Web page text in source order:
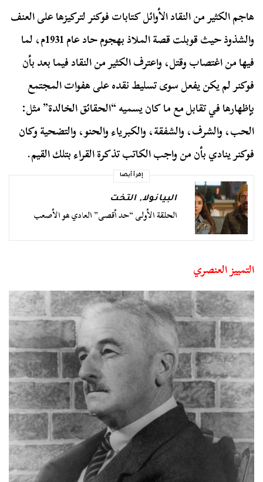
هاجم الكثير من النقاد الأوائل كتابات فوكنر لتركيزها على العنف
والشذوذ حيث قوبلت قصة الملاذ بهجوم حاد عام 1931م، لما
فيها من اغتصاب وقتل، واعترف الكثير من النقاد فيما بعد بأن
فوكنر لم يكن يفعل سوى تسليط نقده على هفوات المجتمع
بإظهارها في تقابل مع ما كان يسميه “الحقائق الخالدة” مثل:
الحب، والشرف، والشفقة، والكبرياء والحنو، والتضحية وكان
فوكنر ينادي بأن من واجب الكاتب تذكرة القراء بتلك القيم.
إقرأ أيضا
البيانولا,التخت
الحلقة الأولى “حد أقصى” العادي هو الأصعب
التمييز العنصري